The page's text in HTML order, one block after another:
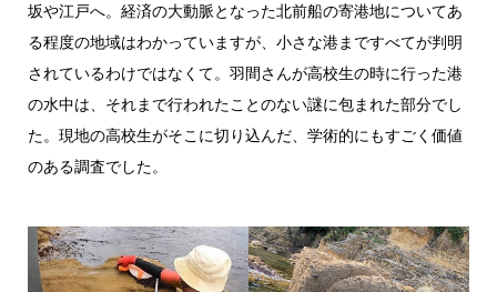
坂や江戸へ。経済の大動脈となった北前船の寄港地についてあ
る程度の地域はわかっていますが、小さな港まですべてが判明
されているわけではなくて。羽間さんが高校生の時に行った港
の水中は、それまで行われたことのない謎に包まれた部分でし
た。現地の高校生がそこに切り込んだ、学術的にもすごく価値
のある調査でした。